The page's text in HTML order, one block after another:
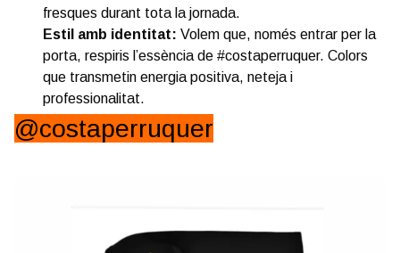
fresques durant tota la jornada.
Estil amb identitat: Volem que, només entrar per la
porta, respiris l’essència de #costaperruquer. Colors
que transmetin energia positiva, neteja i
professionalitat.
@costaperruquer